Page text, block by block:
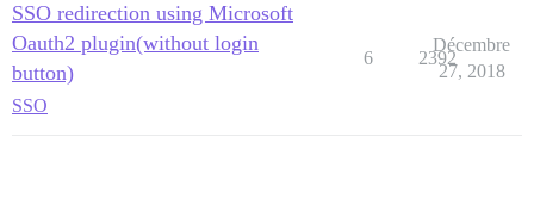
SSO redirection using Microsoft
Oauth2 plugin(without login
button)
SSO
6 2392
Décembre
27, 2018